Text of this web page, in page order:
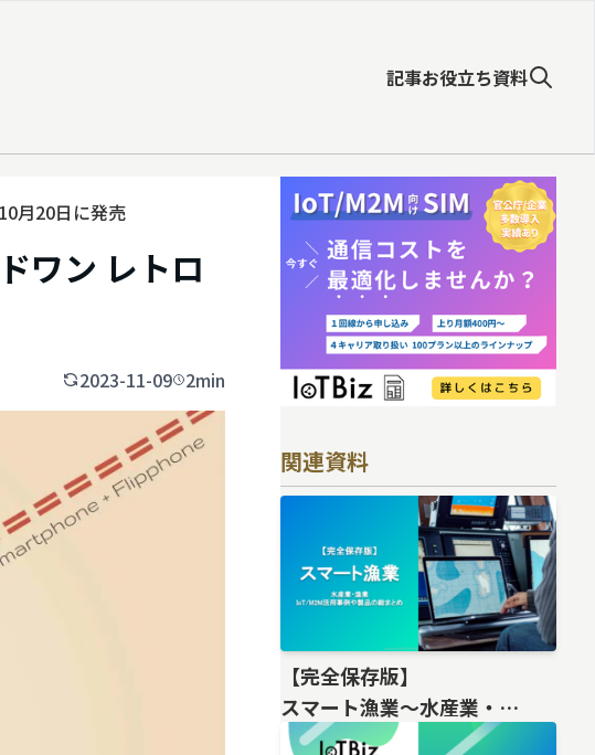
記事お役立ち資料
月20日に発売
ワン レトロ
2023-11-09 2min
関連資料
【完全保存版】
スマート漁業〜水産業・
漁業IoT/M2M活用事例や製品の総